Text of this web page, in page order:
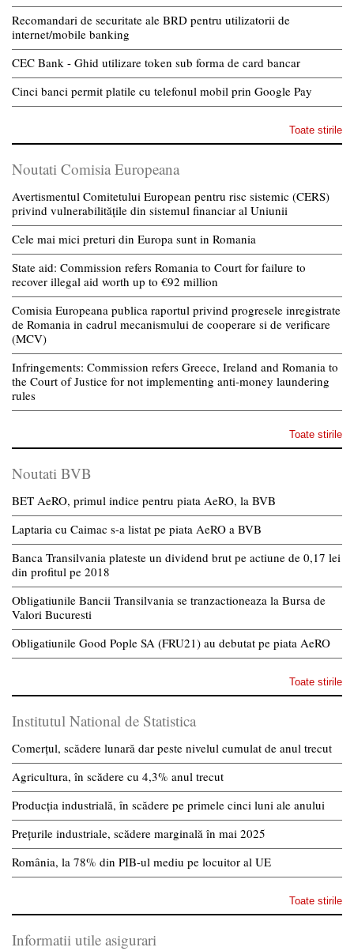
Recomandari de securitate ale BRD pentru utilizatorii de
internet/mobile banking
CEC Bank - Ghid utilizare token sub forma de card bancar
Cinci banci permit platile cu telefonul mobil prin Google Pay
Toate stirile
Noutati Comisia Europeana
Avertismentul Comitetului European pentru risc sistemic (CERS)
privind vulnerabilitățile din sistemul financiar al Uniunii
Cele mai mici preturi din Europa sunt in Romania
State aid: Commission refers Romania to Court for failure to
recover illegal aid worth up to €92 million
Comisia Europeana publica raportul privind progresele inregistrate
de Romania in cadrul mecanismului de cooperare si de verificare
(MCV)
Infringements: Commission refers Greece, Ireland and Romania to
the Court of Justice for not implementing anti-money laundering
rules
Toate stirile
Noutati BVB
BET AeRO, primul indice pentru piata AeRO, la BVB
Laptaria cu Caimac s-a listat pe piata AeRO a BVB
Banca Transilvania plateste un dividend brut pe actiune de 0,17 lei
din profitul pe 2018
Obligatiunile Bancii Transilvania se tranzactioneaza la Bursa de
Valori Bucuresti
Obligatiunile Good Pople SA (FRU21) au debutat pe piata AeRO
Toate stirile
Institutul National de Statistica
Comerțul, scădere lunară dar peste nivelul cumulat de anul trecut
Agricultura, în scădere cu 4,3% anul trecut
Producția industrială, în scădere pe primele cinci luni ale anului
Prețurile industriale, scădere marginală în mai 2025
România, la 78% din PIB-ul mediu pe locuitor al UE
Toate stirile
Informatii utile asigurari